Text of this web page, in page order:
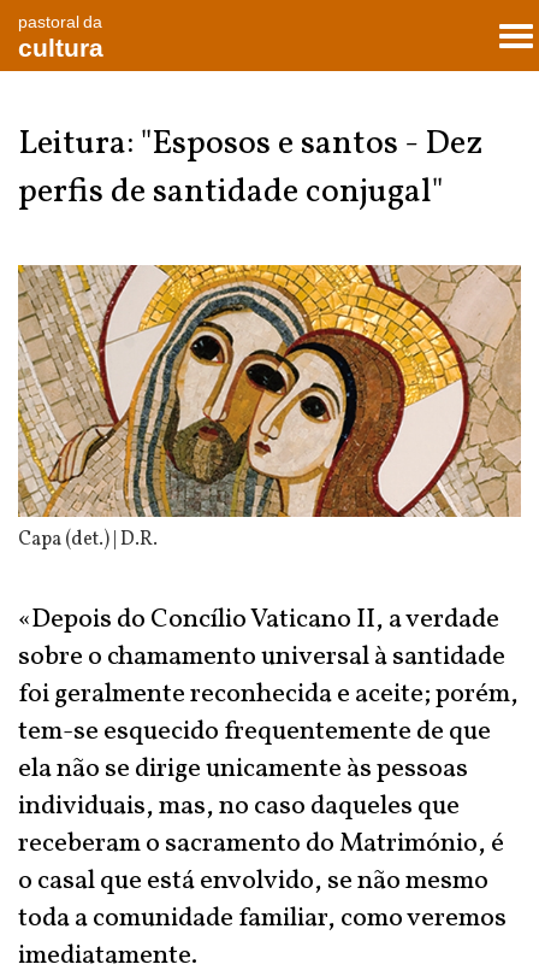
pastoral da
cultura
Leitura: "Esposos e santos - Dez
perfis de santidade conjugal"
Capa (det.) | D.R.
«Depois do Concílio Vaticano II, a verdade
sobre o chamamento universal à santidade
foi geralmente reconhecida e aceite; porém,
tem-se esquecido frequentemente de que
ela não se dirige unicamente às pessoas
individuais, mas, no caso daqueles que
receberam o sacramento do Matrimónio, é
o casal que está envolvido, se não mesmo
toda a comunidade familiar, como veremos
imediatamente.